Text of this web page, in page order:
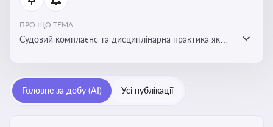
ПРО ЩО ТЕМА:
Судовий комплаєнс та дисциплінарна практика як
обґрунтовані рішення під час судових спорів та
комплаєнс-перевірок
Головне за добу (AI) Усі публікації